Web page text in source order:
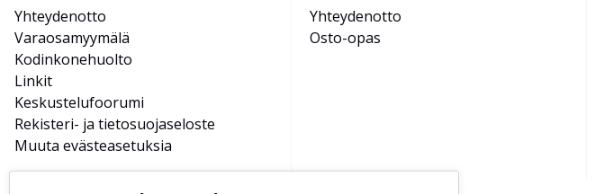
Yhteydenotto
Varaosamyymälä
Kodinkonehuolto
Linkit
Keskustelufoorumi
Rekisteri- ja tietosuojaseloste
Muuta evästeasetuksia
Yhteydenotto
Osto-opas